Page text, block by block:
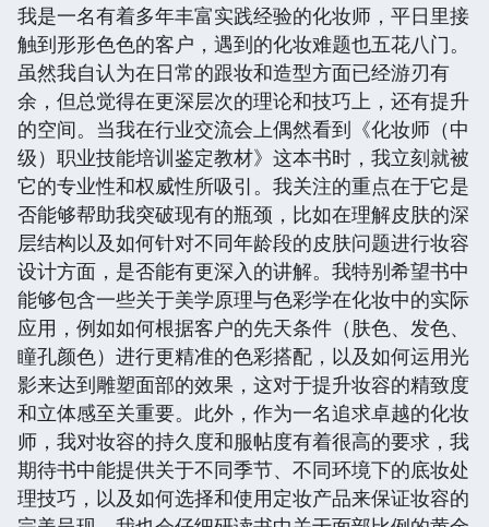
我是一名有着多年丰富实践经验的化妆师，平日里接
触到形形色色的客户，遇到的化妆难题也五花八门。
虽然我自认为在日常的跟妆和造型方面已经游刃有
余，但总觉得在更深层次的理论和技巧上，还有提升
的空间。当我在行业交流会上偶然看到《化妆师（中
级）职业技能培训鉴定教材》这本书时，我立刻就被
它的专业性和权威性所吸引。我关注的重点在于它是
否能够帮助我突破现有的瓶颈，比如在理解皮肤的深
层结构以及如何针对不同年龄段的皮肤问题进行妆容
设计方面，是否能有更深入的讲解。我特别希望书中
能够包含一些关于美学原理与色彩学在化妆中的实际
应用，例如如何根据客户的先天条件（肤色、发色、
瞳孔颜色）进行更精准的色彩搭配，以及如何运用光
影来达到雕塑面部的效果，这对于提升妆容的精致度
和立体感至关重要。此外，作为一名追求卓越的化妆
师，我对妆容的持久度和服帖度有着很高的要求，我
期待书中能提供关于不同季节、不同环境下的底妆处
理技巧，以及如何选择和使用定妆产品来保证妆容的